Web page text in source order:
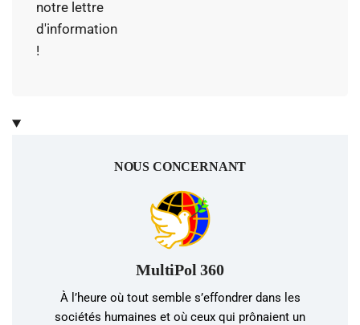
notre lettre
d'information
!
NOUS CONCERNANT
MultiPol 360
À l’heure où tout semble s’effondrer dans les
sociétés humaines et où ceux qui prônaient un